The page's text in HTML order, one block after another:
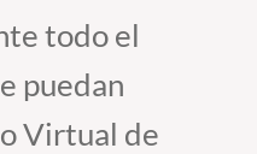
todo el
puedan
Virtual de